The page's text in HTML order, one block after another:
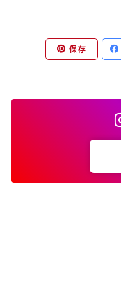
BROOKLYN WORKS
ヘッドライト／ランタン
アクセサリー
アクセサリー
七輪、グリル
ガスストーブ
斧、鉈
クッキングギア
バーナー／ストーブ
カトラリー
コンテナ、ギアケース
フットウェア
アクセサリー
保存